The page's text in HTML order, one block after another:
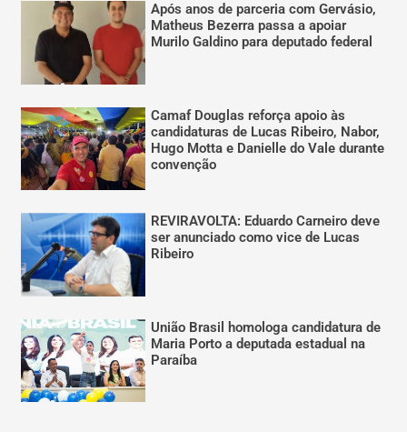
Após anos de parceria com Gervásio,
Matheus Bezerra passa a apoiar
Murilo Galdino para deputado federal
Camaf Douglas reforça apoio às
candidaturas de Lucas Ribeiro, Nabor,
Hugo Motta e Danielle do Vale durante
convenção
REVIRAVOLTA: Eduardo Carneiro deve
ser anunciado como vice de Lucas
Ribeiro
União Brasil homologa candidatura de
Maria Porto a deputada estadual na
Paraíba